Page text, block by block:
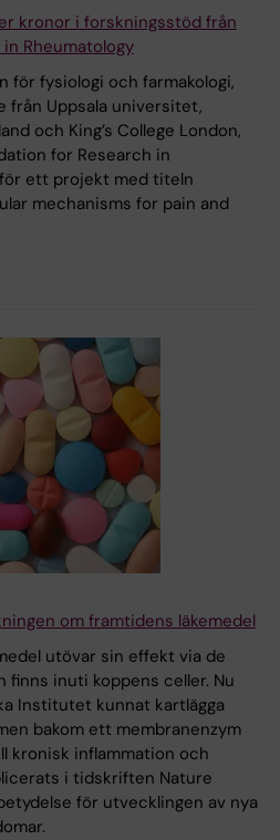
kronor i forskningsstöd från
Rheumatology
för fysiologi och farmakologi,
från Uppsala universitet,
och King’s College London,
for Research in
ett projekt med titeln
mechanisms for pain and
om framtidens läkemedel
utövar sin effekt via de
finns inuti koppens celler. Nu
Institutet kunnat kartlägga
bakom ett membranenzym
kronisk inflammation och
i tidskriften Nature
för utvecklingen av nya